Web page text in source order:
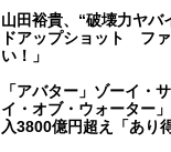
山田裕貴、“破壊力ヤバ
ドアップショット フ
い！」
「アバター」ゾーイ・
イ・オブ・ウォーター
入3800億円超え「あり